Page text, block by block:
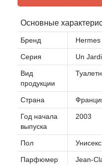
Основные
Бренд Hermes
Серия Un
Вид
продукции
Страна
Год начала
выпуска
2003
Пол Унисекс
Парфюмер Jean-
Aedes de Venustas
Aerin Lauder
Affinessence
Afnan
Agatha Ruiz de la Prada